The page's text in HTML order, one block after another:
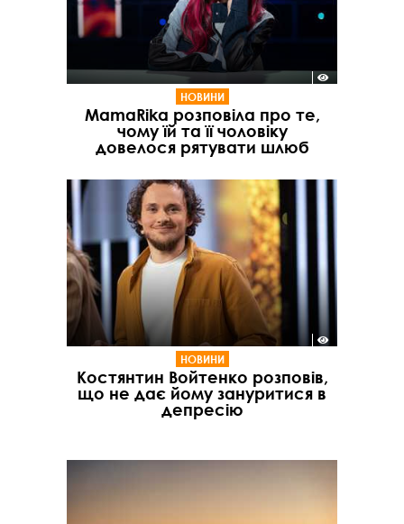
НОВИНИ
MamaRika розповіла про те,
чому їй та її чоловіку
довелося рятувати шлюб
НОВИНИ
Костянтин Войтенко розповів,
що не дає йому зануритися в
депресію